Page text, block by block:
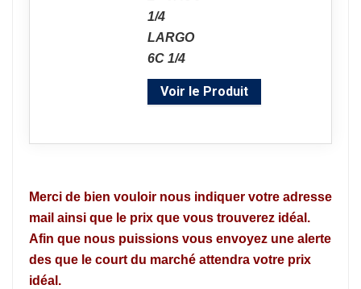
Voir le Produit
Merci de bien vouloir nous indiquer votre adresse
mail ainsi que le prix que vous trouverez idéal.
Afin que nous puissions vous envoyez une alerte
des que le court du marché attendra votre prix
idéal.